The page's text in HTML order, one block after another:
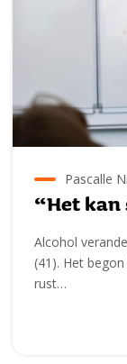
Pascalle
“Het kan
Alcohol
(41). Het
rust…